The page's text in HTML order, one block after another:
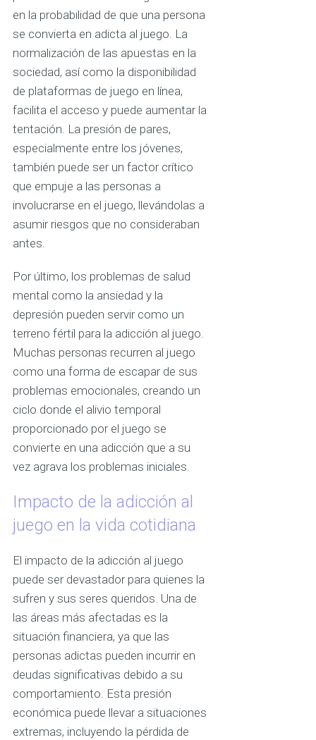
en la probabilidad de que una persona
se convierta en adicta al juego. La
normalización de las apuestas en la
sociedad, así como la disponibilidad
de plataformas de juego en línea,
facilita el acceso y puede aumentar la
tentación. La presión de pares,
especialmente entre los jóvenes,
también puede ser un factor crítico
que empuje a las personas a
involucrarse en el juego, llevándolas a
asumir riesgos que no consideraban
antes.
Por último, los problemas de salud
mental como la ansiedad y la
depresión pueden servir como un
terreno fértil para la adicción al juego.
Muchas personas recurren al juego
como una forma de escapar de sus
problemas emocionales, creando un
ciclo donde el alivio temporal
proporcionado por el juego se
convierte en una adicción que a su
vez agrava los problemas iniciales.
Impacto de la adicción al
juego en la vida cotidiana
El impacto de la adicción al juego
puede ser devastador para quienes la
sufren y sus seres queridos. Una de
las áreas más afectadas es la
situación financiera, ya que las
personas adictas pueden incurrir en
deudas significativas debido a su
comportamiento. Esta presión
económica puede llevar a situaciones
extremas, incluyendo la pérdida de